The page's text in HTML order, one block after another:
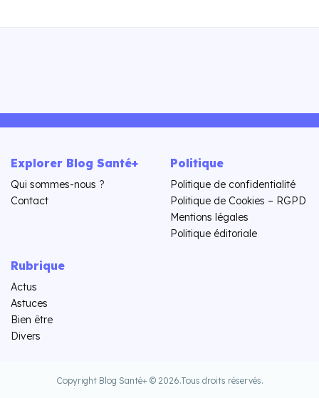
Explorer Blog Santé+
Qui sommes-nous ?
Contact
Politique
Politique de confidentialité
Politique de Cookies – RGPD
Mentions légales
Politique éditoriale
Rubrique
Actus
Astuces
Bien être
Divers
Copyright Blog Santé+ © 2026.Tous droits réservés.